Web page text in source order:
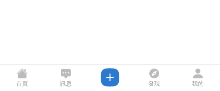
首頁 訊息 發現 我的